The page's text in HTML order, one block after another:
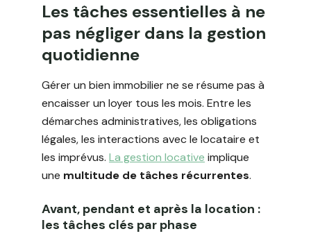
Les tâches essentielles à ne
pas négliger dans la gestion
quotidienne
Gérer un bien immobilier ne se résume pas à
encaisser un loyer tous les mois. Entre les
démarches administratives, les obligations
légales, les interactions avec le locataire et
les imprévus. La gestion locative implique
une multitude de tâches récurrentes.
Avant, pendant et après la location :
les tâches clés par phase